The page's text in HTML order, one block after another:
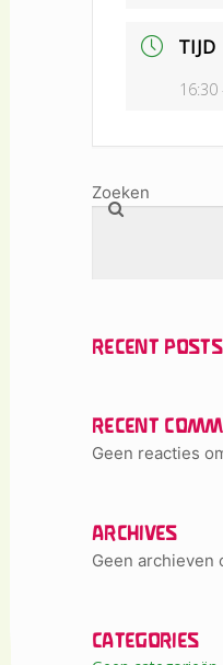
TIJD
16:30
Zoeken
RECENT POSTS
RECENT
Geen reacties
ARCHIVES
Geen archieven
CATEGORIES